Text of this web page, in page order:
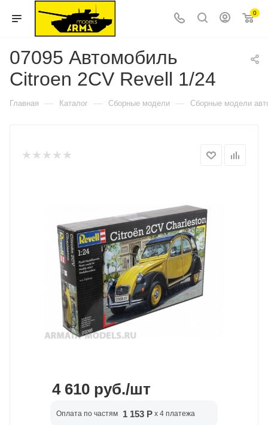
0
07095 Автомобиль
Citroen 2CV Revell 1/24
Главная — Каталог — Сборные модели — Сборные модели
4 610 руб./шт
Оплата по частям 1 153 Р x 4 платежа